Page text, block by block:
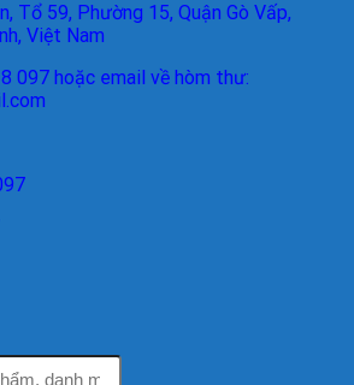
Tổ 59, Phường 15, Quận Gò Vấp,
Việt Nam
097 hoặc email về hòm thư: